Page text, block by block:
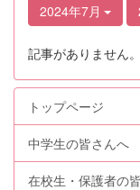
2024年7月
記事がありません。
トップページ
中学生の皆さんへ
在校生・保護者の